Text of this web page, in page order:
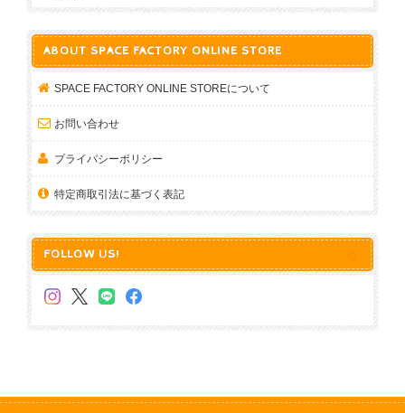
ABOUT SPACE FACTORY ONLINE STORE
SPACE FACTORY ONLINE STOREについて
お問い合わせ
プライバシーポリシー
特定商取引法に基づく表記
FOLLOW US!